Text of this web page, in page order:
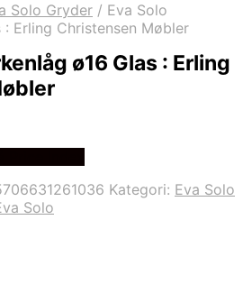
Solo Gryder / Eva Solo
: Erling Christensen Møbler
ø16 Glas : Erling
Kategori: Eva Solo
Solo